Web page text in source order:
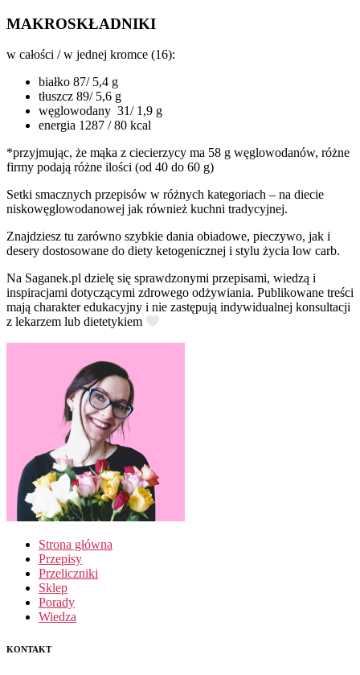
MAKROSKŁADNIKI
w całości / w jednej kromce (16):
białko 87/ 5,4 g
tłuszcz 89/ 5,6 g
węglowodany 31/ 1,9 g
energia 1287 / 80 kcal
*przyjmując, że mąka z ciecierzycy ma 58 g węglowodanów, różne
firmy podają różne ilości (od 40 do 60 g)
Setki smacznych przepisów w różnych kategoriach – na diecie
niskowęglowodanowej jak również kuchni tradycyjnej.
Znajdziesz tu zarówno szybkie dania obiadowe, pieczywo, jak i
desery dostosowane do diety ketogenicznej i stylu życia low carb.
Na Saganek.pl dzielę się sprawdzonymi przepisami, wiedzą i
inspiracjami dotyczącymi zdrowego odżywiania. Publikowane treści
mają charakter edukacyjny i nie zastępują indywidualnej konsultacji
z lekarzem lub dietetykiem
Strona główna
Przepisy
Przeliczniki
Sklep
Porady
Wiedza
KONTAKT